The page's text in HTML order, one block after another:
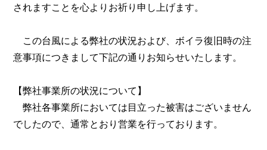
されますことを心よりお祈り申し上げます。
この台風による弊社の状況および、ボイラ復旧時の注
意事項につきまして下記の通りお知らせいたします。
【弊社事業所の状況について】
弊社各事業所においては目立った被害はございません
でしたので、通常とおり営業を行っております。